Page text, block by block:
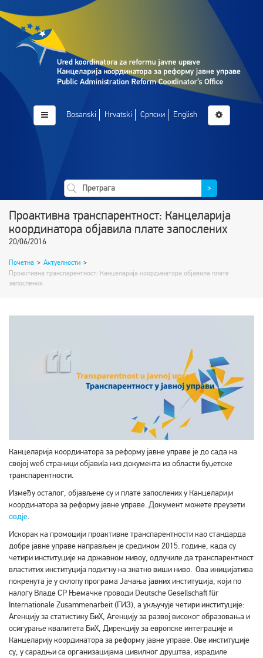
Bosanski Hrvatski Српски English
>
Проактивна транспарентност: Канцеларија
координатора објавила плате запослених
20/06/2016
Почетна > Актуелности >
Проактивна транспарентност: Канцеларија координатора објавила плате
запослених
Канцеларија координатора за реформу јавне управе је до сада на
својој wеб страници објавиla низ документа из области буџетске
транспарентности.
Између осталог, објављене су и плате запослених у Канцеларији
координатора за реформу јавне управе. Документ можете преузети
овдје.
Искорак ка промоцији проактивне транспарентности као стандарда
добре јавне управе направљен је средином 2015. године, када су
четири институције на државном нивоу, одлучиле да транспарентност
властитих институција подигну на знатно виши ниво. Ова иницијатива
покренута је у склопу програма Јачања јавних институција, који по
налогу Владе СР Њемачке проводи Deutsche Gesellschaft für
Internationale Zusammenarbeit (ГИЗ), а укључује четири институције:
Агенцију за статистику БиХ, Агенцију за развој високог образовања и
осигурање квалитета БиХ, Дирекцију за европске интеграције и
Канцеларију координатора за реформу јавне управе. Ове институције
су, у сарадњи са организацијама цивилног друштва, израдиле